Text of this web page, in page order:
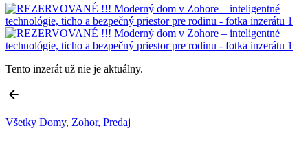
Tento inzerát už nie je aktuálny.
Všetky Domy, Zohor, Predaj